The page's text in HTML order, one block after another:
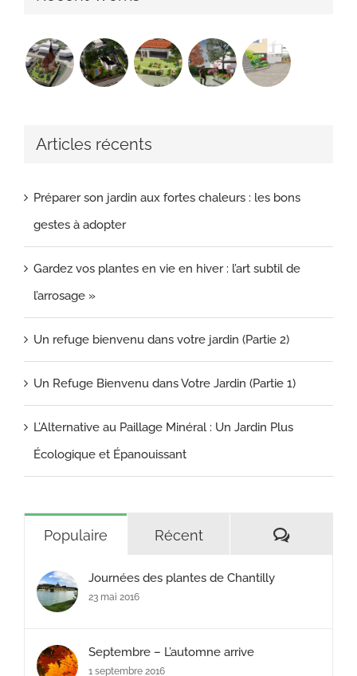
Articles récents
Préparer son jardin aux fortes chaleurs : les bons
gestes à adopter
Gardez vos plantes en vie en hiver : l’art subtil de
l’arrosage »
Un refuge bienvenu dans votre jardin (Partie 2)
Un Refuge Bienvenu dans Votre Jardin (Partie 1)
L’Alternative au Paillage Minéral : Un Jardin Plus
Écologique et Épanouissant
Populaire Récent
Journées des plantes de Chantilly
23 mai 2016
Septembre – L’automne arrive
1 septembre 2016